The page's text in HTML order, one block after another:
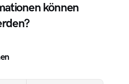
können